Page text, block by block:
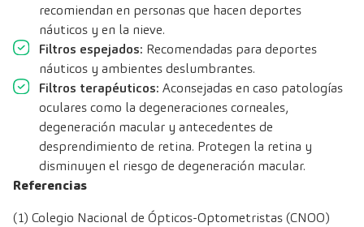
recomiendan en personas que hacen deportes
náuticos y en la nieve.
Filtros espejados: Recomendadas para deportes
náuticos y ambientes deslumbrantes.
Filtros terapéuticos: Aconsejadas en caso patologías
oculares como la degeneraciones corneales,
degeneración macular y antecedentes de
desprendimiento de retina. Protegen la retina y
disminuyen el riesgo de degeneración macular.
Referencias
(1) Colegio Nacional de Ópticos-Optometristas (CNOO)